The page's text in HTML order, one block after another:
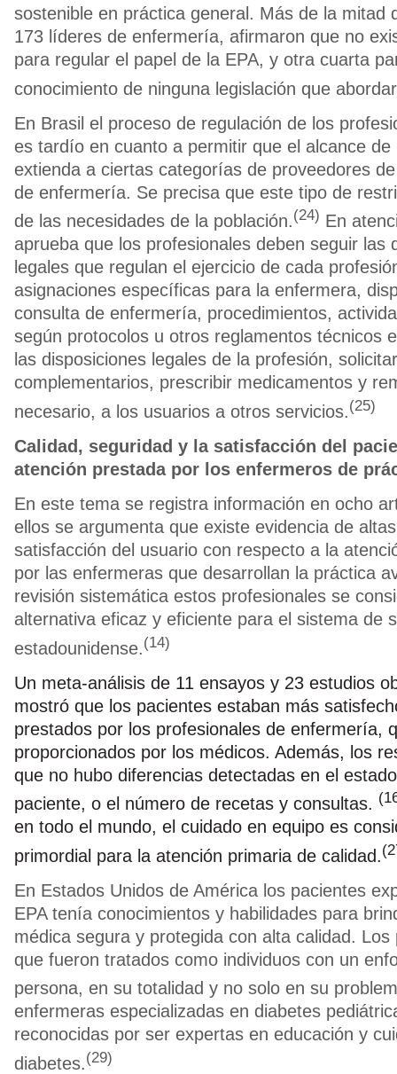
sostenible en práctica general. Más de la mitad
173 líderes de enfermería, afirmaron que no
para regular el papel de la EPA, y otra cuarta
conocimiento de ninguna legislación que
En Brasil el proceso de regulación de los
es tardío en cuanto a permitir que el alcance de
extienda a ciertas categorías de proveedores
de enfermería. Se precisa que este tipo de
de las necesidades de la población.(24) En
aprueba que los profesionales deben seguir las
legales que regulan el ejercicio de cada
asignaciones específicas para la enfermera,
consulta de enfermería, procedimientos,
según protocolos u otros reglamentos técnicos
las disposiciones legales de la profesión,
complementarios, prescribir medicamentos y
necesario, a los usuarios a otros servicios.(25)
Calidad, seguridad y la satisfacción del
atención prestada por los enfermeros de
En este tema se registra información en ocho
ellos se argumenta que existe evidencia de
satisfacción del usuario con respecto a la
por las enfermeras que desarrollan la práctica
revisión sistemática estos profesionales se
alternativa eficaz y eficiente para el sistema de
estadounidense.(14)
Un meta-análisis de 11 ensayos y 23 estudios
mostró que los pacientes estaban más
prestados por los profesionales de enfermería,
proporcionados por los médicos. Además, los
que no hubo diferencias detectadas en el
paciente, o el número de recetas y consultas.
en todo el mundo, el cuidado en equipo es
primordial para la atención primaria de calidad.
En Estados Unidos de América los pacientes
EPA tenía conocimientos y habilidades para
médica segura y protegida con alta calidad. Los
que fueron tratados como individuos con un
persona, en su totalidad y no solo en su
enfermeras especializadas en diabetes
reconocidas por ser expertas en educación y
diabetes.(29)